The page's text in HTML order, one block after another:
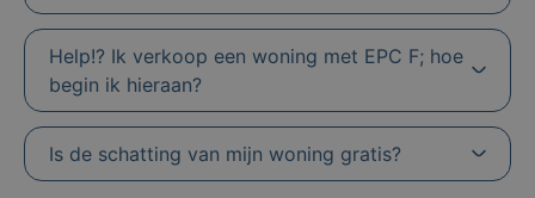
Help!? Ik verkoop een woning met EPC F; hoe
begin ik hieraan?
Is de schatting van mijn woning gratis?